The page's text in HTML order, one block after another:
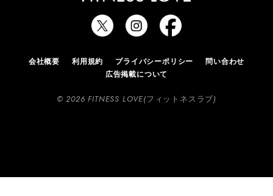
会社概要 利用規約 プライバシーポリシー
問い合わせ
広告掲載について
© 2026 FITNESS LOVE(フィットネスラブ)